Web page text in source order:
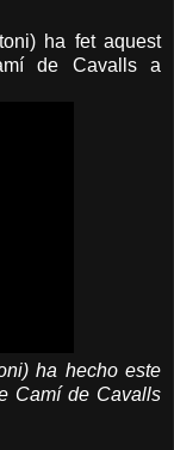
ha fet aquest
de Cavalls a
ha hecho este
Camí de Cavalls